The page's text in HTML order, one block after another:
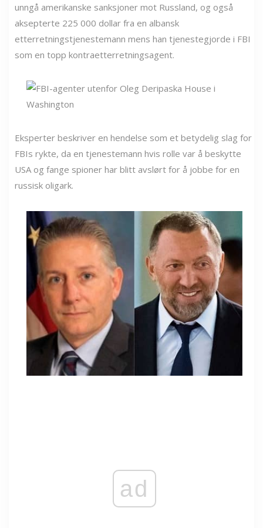
unngå amerikanske sanksjoner mot Russland, og også
aksepterte 225 000 dollar fra en albansk
etterretningstjenestemann mens han tjenestegjorde i FBI
som en topp kontraetterretningsagent.
Eksperter beskriver en hendelse som et betydelig slag for
FBIs rykte, da en tjenestemann hvis rolle var å beskytte
USA og fange spioner har blitt avslørt for å jobbe for en
russisk oligark.
ad